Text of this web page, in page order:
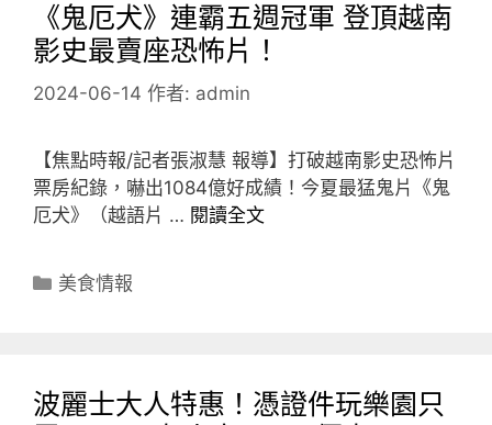
《鬼厄犬》連霸五週冠軍 登頂越南
影史最賣座恐怖片！
2024-06-14 作者: admin
【焦點時報/記者張淑慧 報導】打破越南影史恐怖片
票房紀錄，嚇出1084億好成績！今夏最猛鬼片《鬼
厄犬》（越語片 … 閱讀全文
分
美食情報
波麗士大人特惠！憑證件玩樂園只